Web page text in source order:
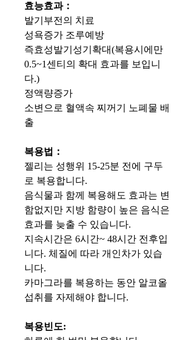
효능효과：
발기부전의 치료
성욕증가 조루예방
즉효성발기성기확대(복용시에만
0.5~1센티의 확대 효과를 보입니
다.)
정액량증가
소변으로 혈액속 찌꺼기 노폐물 배
출
복용법：
젤리는 성행위 15-25분 전에 구두
로 복용합니다.
음식물과 함께 복용해도 효과는 변
함없지만 지방 함량이 높은 음식은
효과를 늦출 수 있습니다.
지속시간은 6시간~ 48시간 전후입
니다. 체질에 따라 개인차가 있습
니다.
카마그라를 복용하는 동안 알코올
섭취를 자제해야 합니다.
복용빈도: